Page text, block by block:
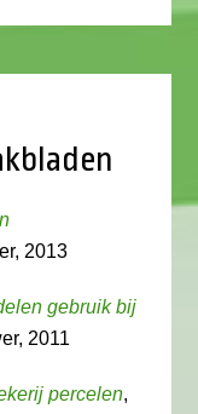
2013
gebruik bij
2011
percelen,